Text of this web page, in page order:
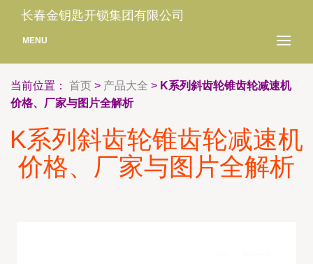
长春金钥匙开锁集团有限公司
MENU
当前位置： 首页 > 产品大全 > K系列斜齿轮锥齿轮减速机
价格、厂家与图片全解析
K系列斜齿轮锥齿轮减速机
价格、厂家与图片全解析